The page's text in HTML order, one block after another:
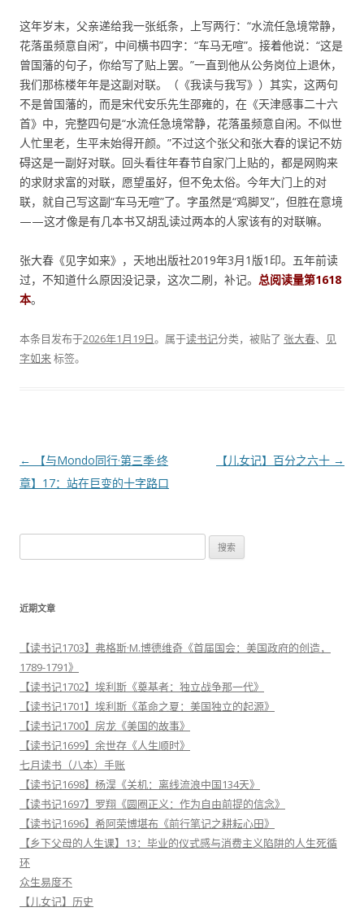
这年岁末，父亲递给我一张纸条，上写两行：“水流任急境常静，
花落虽频意自闲”，中间横书四字：“车马无喧”。接着他说：“这是
曾国藩的句子，你给写了贴上罢。”一直到他从公务岗位上退休，
我们那栋楼年年是这副对联。（《我读与我写》）其实，这两句
不是曾国藩的，而是宋代安乐先生邵雍的，在《天津感事二十六
首》中，完整四句是“水流任急境常静，花落虽频意自闲。不似世
人忙里老，生平未始得开颜。”不过这个张父和张大春的误记不妨
碍这是一副好对联。回头看往年春节自家门上贴的，都是网购来
的求财求富的对联，愿望虽好，但不免太俗。今年大门上的对
联，就自己写这副“车马无喧”了。字虽然是“鸡脚叉”，但胜在意境
——这才像是有几本书又胡乱读过两本的人家该有的对联嘛。
张大春《见字如来》，天地出版社2019年3月1版1印。五年前读
过，不知道什么原因没记录，这次二刷，补记。 总阅读量第1618
本。
本条目发布于2026年1月19日。属于读书记分类，被贴了 张大春、
见
字如来标签。
文
章
←
【与Mondo同行·第三季·终
章】17：站在巨变的十字路口
【儿女记】百分之六十 →
索
近期文章
【读书记1703】弗格斯·M.博德维奇《首届国会：美国政府的创造，
1789-1791》
【读书记1702】埃利斯《奠基者：独立战争那一代》
【读书记1701】埃利斯《革命之夏：美国独立的起源》
【读书记1700】房龙《美国的故事》
【读书记1699】余世存《人生顺时》
七月读书（八本）手账
【读书记1698】杨淏《关机：离线流浪中国134天》
【读书记1697】罗翔《圆圈正义：作为自由前提的信念》
【读书记1696】希阿荣博堪布《前行笔记之耕耘心田》
【乡下父母的人生课】13：毕业的仪式感与消费主义陷阱的人生死循
环
众生易度不
【儿女记】历史